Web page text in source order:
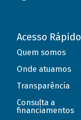
Acesso Rápido
Quem somos
Onde atuamos
Transparência
Consulta a
financiamentos